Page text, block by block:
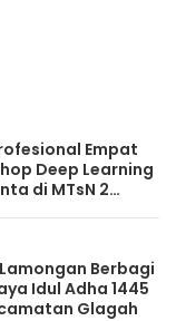
Empat
Deep Learning
di MTsN 2
Berbagi
Idul Adha 1445
Glagah